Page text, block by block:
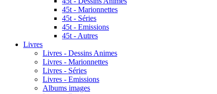
45t - Marionnettes
45t - Séries
45t - Emissions
45t - Autres
Livres
Livres - Dessins Animes
Livres - Marionnettes
Livres - Séries
Livres - Emissions
Albums images